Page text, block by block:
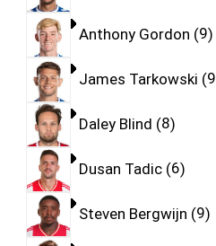
Anthony Gordon 9
James Tarkowski 9
Daley Blind 8
Dusan Tadic 6
Steven Bergwijn 9